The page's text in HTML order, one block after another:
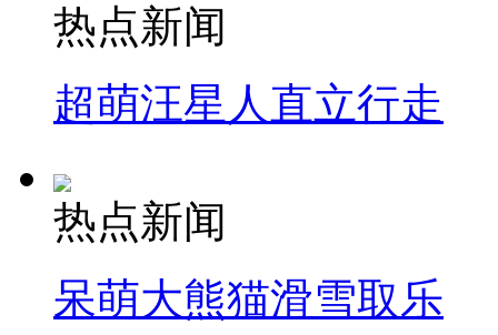
热点新闻
超萌汪星人直立行走
热点新闻
呆萌大熊猫滑雪取乐